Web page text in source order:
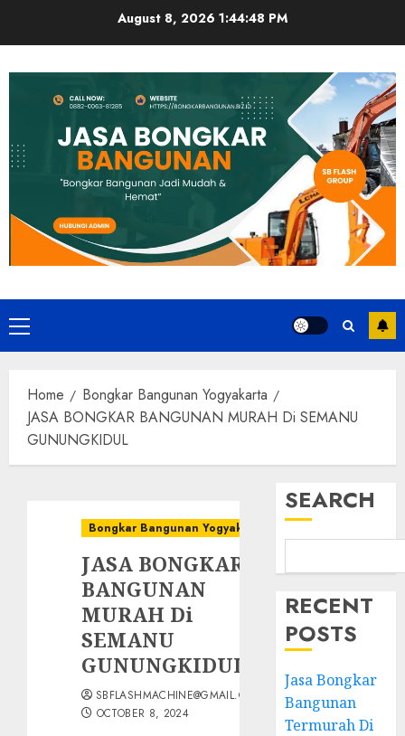
August 8, 2026 1:44:49 PM
Primary
Menu
Home
Bongkar Bangunan Yogyakarta
JASA BONGKAR BANGUNAN MURAH Di SEMANU
GUNUNGKIDUL
Bongkar Bangunan Yogyakarta
JASA BONGKAR
BANGUNAN
MURAH Di
SEMANU
GUNUNGKIDUL
SBFLASHMACHINE@GMAIL.COM
OCTOBER 8, 2024
SEARCH
RECENT
POSTS
Jasa Bongkar
Bangunan
Termurah Di